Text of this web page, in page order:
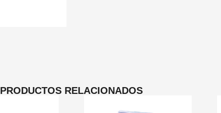
PRODUCTOS RELACIONADOS